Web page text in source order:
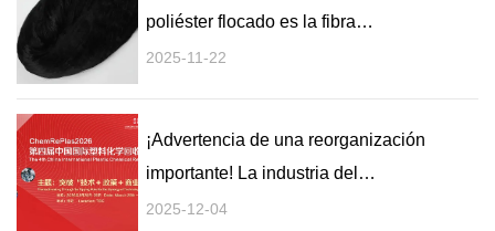
poliéster flocado es la fibra
preferida en la industria textil?
2025-11-22
¡Advertencia de una reorganización
importante! La industria del
reciclaje de plástico se acerca a su
2025-12-04